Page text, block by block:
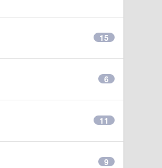
15
6
11
9